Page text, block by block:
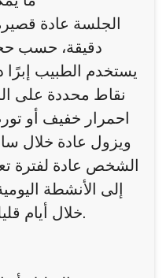
دقيقة، حسب
يستخدم الطبيب
نقاط محددة على
احمرار خفيف أو
ويزول عادة خلال
الشخص عادة لفترة
إلى الأنشطة
خلال أيام قليلة، وتكتمل خلال أسبوعين.